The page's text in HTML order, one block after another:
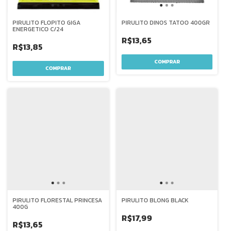
PIRULITO FLOPITO GIGA
ENERGETICO C/24
R$13,85
PIRULITO DINOS TATOO 400GR
R$13,65
PIRULITO FLORESTAL PRINCESA
400G
R$13,65
PIRULITO BLONG BLACK
R$17,99